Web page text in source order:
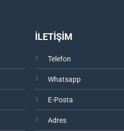
İLETİŞİM
Telefon
Whatsapp
E-Posta
Adres